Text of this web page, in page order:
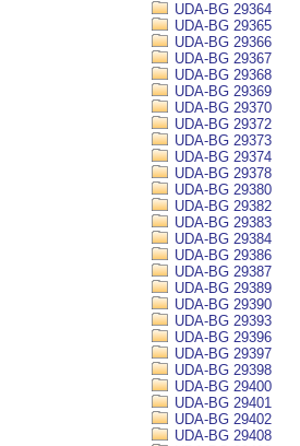
UDA-BG 29364
UDA-BG 29365
UDA-BG 29366
UDA-BG 29367
UDA-BG 29368
UDA-BG 29369
UDA-BG 29370
UDA-BG 29372
UDA-BG 29373
UDA-BG 29374
UDA-BG 29378
UDA-BG 29380
UDA-BG 29382
UDA-BG 29383
UDA-BG 29384
UDA-BG 29386
UDA-BG 29387
UDA-BG 29389
UDA-BG 29390
UDA-BG 29393
UDA-BG 29396
UDA-BG 29397
UDA-BG 29398
UDA-BG 29400
UDA-BG 29401
UDA-BG 29402
UDA-BG 29408